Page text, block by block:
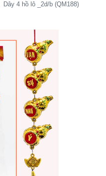
Dây 4 hồ lô _2d/b (QM188)